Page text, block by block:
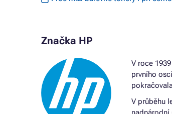
Značka HP
V roce
prvního
V průběhu